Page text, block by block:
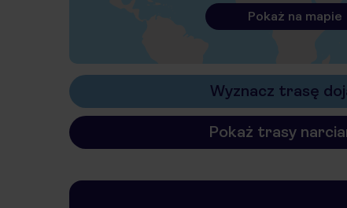
Pokaż na mapie
Wyznacz trasę
Pokaż trasy